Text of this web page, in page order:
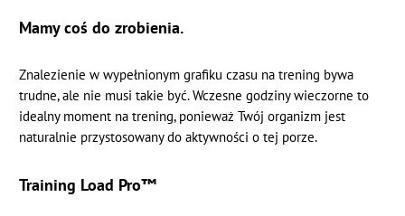
Mamy coś do zrobienia.
Znalezienie w wypełnionym grafiku czasu na trening bywa
trudne, ale nie musi takie być. Wczesne godziny wieczorne to
idealny moment na trening, ponieważ Twój organizm jest
naturalnie przystosowany do aktywności o tej porze.
Training Load Pro™